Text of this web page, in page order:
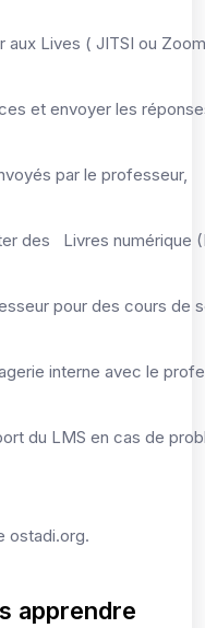
Lives ( JITSI ou
et envoyer les
par le professeur,
des Livres numérique
pour des cours de
interne avec le
du LMS en cas de
ostadi.org.
apprendre